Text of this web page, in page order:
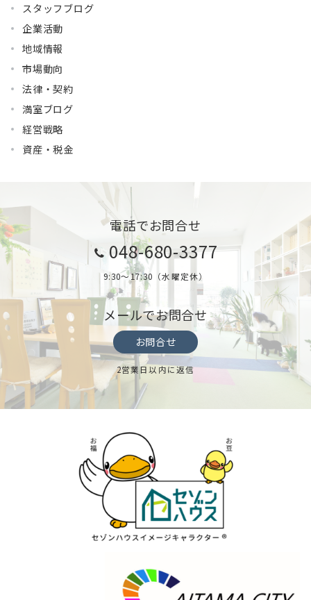
スタッフブログ
企業活動
地域情報
市場動向
法律・契約
満室ブログ
経営戦略
資産・税金
電話でお問合せ
048-680-3377
9:30～17:30（水曜定休）
メールでお問合せ
お問合せ
2営業日以内に返信